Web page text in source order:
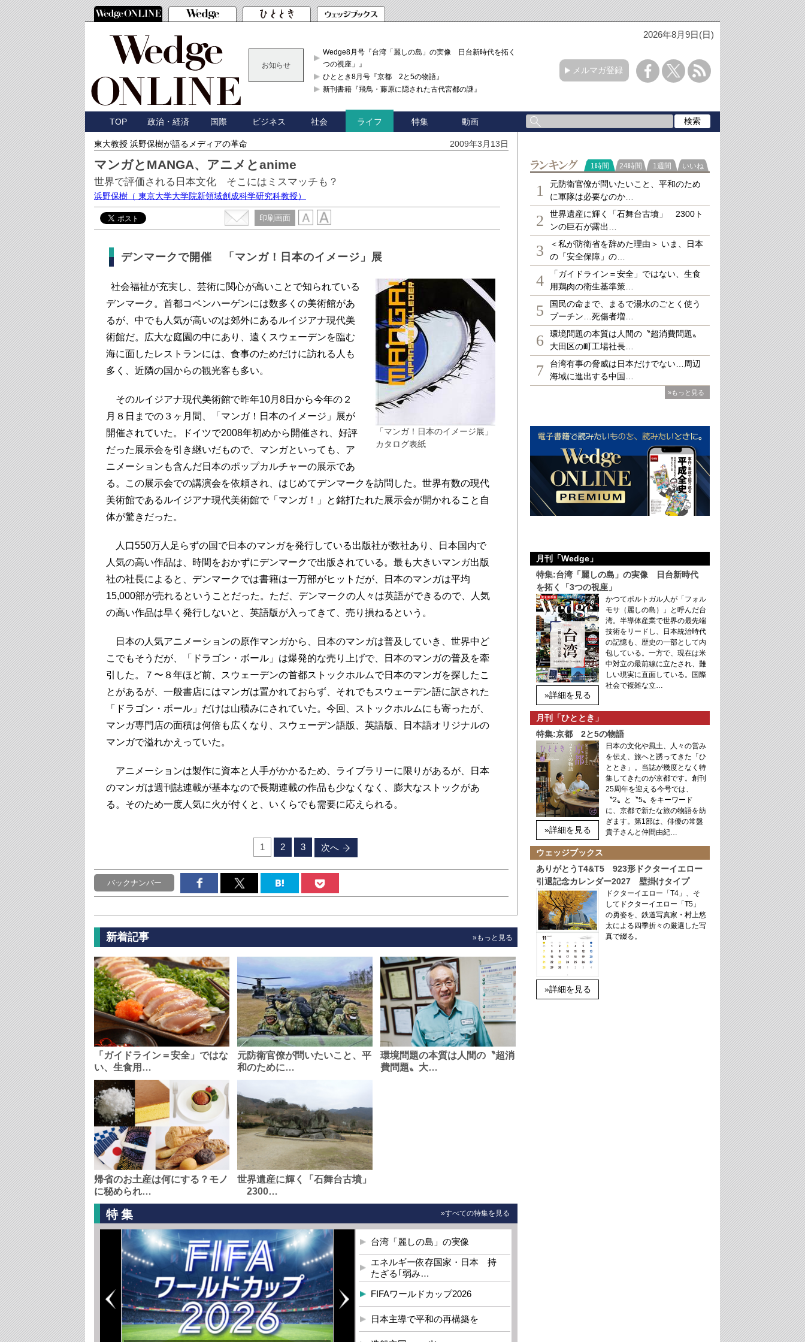
2026年8月9日(日)
お知らせ
Wedge8月号『台湾「麗しの島」の実像 日台新時代を拓く「3
つの視座」』
ひととき8月号『京都 2と5の物語』
新刊書籍『飛鳥・藤原に隠された古代宮都の謎』
メルマガ登録
TOP 政治・経済 国際 ビジネス 社会 ライフ 特集 動画
東大教授 浜野保樹が語るメディアの革命 2009年3月13日
マンガとMANGA、アニメとanime
世界で評価される日本文化 そこにはミスマッチも？
浜野保樹 （ 東京大学大学院新領域創成科学研究科教授）
印刷画面
デンマークで開催 「マンガ！日本のイメージ」展
「マンガ！日本のイメージ展」
カタログ表紙
社会福祉が充実し、芸術に関心が高いことで知られている
デンマーク。首都コペンハーゲンには数多くの美術館があ
るが、中でも人気が高いのは郊外にあるルイジアナ現代美
術館だ。広大な庭園の中にあり、遠くスウェーデンを臨む
海に面したレストランには、食事のためだけに訪れる人も
多く、近隣の国からの観光客も多い。
そのルイジアナ現代美術館で昨年10月8日から今年の２
月８日までの３ヶ月間、「マンガ！日本のイメージ」展が
開催されていた。ドイツで2008年初めから開催され、好評
だった展示会を引き継いだもので、マンガといっても、ア
ニメーションも含んだ日本のポップカルチャーの展示であ
る。この展示会での講演会を依頼され、はじめてデンマークを訪問した。世界有数の現代
美術館であるルイジアナ現代美術館で「マンガ！」と銘打たれた展示会が開かれること自
体が驚きだった。
人口550万人足らずの国で日本のマンガを発行している出版社が数社あり、日本国内で
人気の高い作品は、時間をおかずにデンマークで出版されている。最も大きいマンガ出版
社の社長によると、デンマークでは書籍は一万部がヒットだが、日本のマンガは平均
15,000部が売れるということだった。ただ、デンマークの人々は英語ができるので、人気
の高い作品は早く発行しないと、英語版が入ってきて、売り損ねるという。
日本の人気アニメーションの原作マンガから、日本のマンガは普及していき、世界中ど
こでもそうだが、「ドラゴン・ボール」は爆発的な売り上げで、日本のマンガの普及を牽
引した。７〜８年ほど前、スウェーデンの首都ストックホルムで日本のマンガを探したこ
とがあるが、一般書店にはマンガは置かれておらず、それでもスウェーデン語に訳された
「ドラゴン・ボール」だけは山積みにされていた。今回、ストックホルムにも寄ったが、
マンガ専門店の面積は何倍も広くなり、スウェーデン語版、英語版、日本語オリジナルの
マンガで溢れかえっていた。
アニメーションは製作に資本と人手がかかるため、ライブラリーに限りがあるが、日本
のマンガは週刊誌連載が基本なので長期連載の作品も少なくなく、膨大なストックがあ
る。そのため一度人気に火が付くと、いくらでも需要に応えられる。
1 2 3 次へ
バックナンバー
新着記事 »もっと見る
「ガイドライン＝安全」ではな
い、生食用…
元防衛官僚が問いたいこと、平
和のために…
環境問題の本質は人間の〝超消
費問題〟大…
帰省のお土産は何にする？モノ
に秘められ…
世界遺産に輝く「石舞台古墳」
2300…
特集 »すべての特集を見る
台湾「麗しの島」の実像
エネルギー依存国家・日本 持
たざる｢弱み…
FIFAワールドカップ2026
日本主導で平和の再構築を
ランキング
1時間 24時間 1週間 いいね
1
元防衛官僚が問いたいこと、平和のため
に軍隊は必要なのか…
2
世界遺産に輝く「石舞台古墳」 2300ト
ンの巨石が露出…
3
＜私が防衛省を辞めた理由＞ いま、日本
の「安全保障」の…
4
「ガイドライン＝安全」ではない、生食
用鶏肉の衛生基準策…
5
国民の命まで、まるで湯水のごとく使う
プーチン…死傷者増…
6
環境問題の本質は人間の〝超消費問題〟
大田区の町工場社長…
7
台湾有事の脅威は日本だけでない…周辺
海域に進出する中国…
»もっと見る
月刊「Wedge」
特集:台湾「麗しの島」の実像 日台新時代
を拓く「3つの視座」
»詳細を見る
かつてポルトガル人が「フォル
モサ（麗しの島）」と呼んだ台
湾。半導体産業で世界の最先端
技術をリードし、日本統治時代
の記憶も、歴史の一部として内
包している。一方で、現在は米
中対立の最前線に立たされ、難
しい現実に直面している。国際
社会で複雑な立…
月刊「ひととき」
特集:京都 2と5の物語
»詳細を見る
日本の文化や風土、人々の営み
を伝え、旅へと誘ってきた「ひ
ととき」。当誌が幾度となく特
集してきたのが京都です。創刊
25周年を迎える今号では、
〝2〟と〝5〟をキーワード
に、京都で新たな旅の物語を紡
ぎます。第1部は、俳優の常盤
貴子さんと仲間由紀…
ウェッジブックス
ありがとうT4&T5 923形ドクターイエロー
引退記念カレンダー2027 壁掛けタイプ
»詳細を見る
ドクターイエロー「T4」、そ
してドクターイエロー「T5」
の勇姿を、鉄道写真家・村上悠
太による四季折々の厳選した写
真で綴る。